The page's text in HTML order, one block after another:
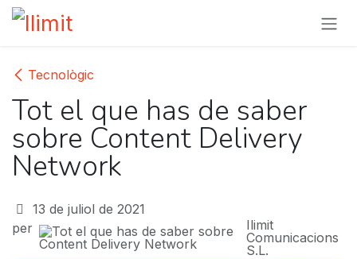
Skip to Content
Tecnològic
Tot el que has de saber
sobre Content Delivery
Network
13 de juliol de 2021
per
Ilimit
Comunicacions
S.L.